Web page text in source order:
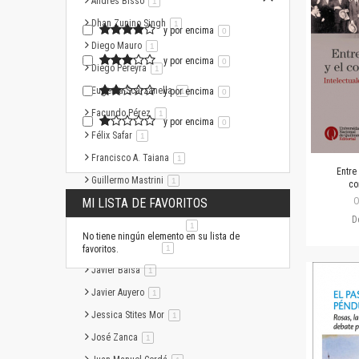
Dhan Zunino Singh 1
Diego Mauro 1
Diego Pereyra 1 artículo
Eugenia Scarzanella 1 artículo
Facundo Pérez 1
Félix Safar 1
Francisco A. Taiana 1
Guillermo Mastrini 1
Gustavo de la Vega 1artículo
1
Ignacio Martínez 1
Javier Balsa 1artículo
Javier Auyero 1
Jessica Stites Mor 1
José Zanca 1
y por encima 0
y por encima 0
y por encima 0
y por encima 0
MI LISTA DE FAVORITOS
No tiene ningún elemento en su lista de
favoritos.